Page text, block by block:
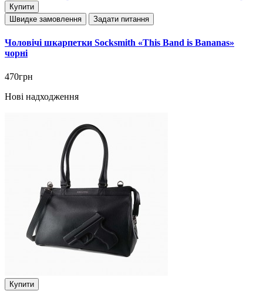
Купити
Швидке замовлення
Задати питання
Чоловічі шкарпетки Socksmith «This Band is Bananas»
чорні
470грн
Нові надходження
Купити